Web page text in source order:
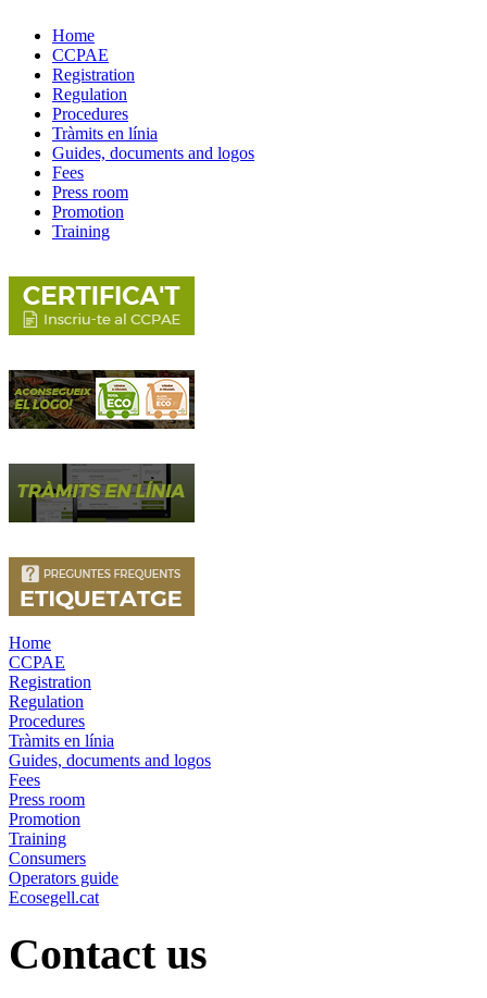
Home
CCPAE
Registration
Regulation
Procedures
Tràmits en línia
Guides, documents and logos
Fees
Press room
Promotion
Training
Home
CCPAE
Registration
Regulation
Procedures
Tràmits en línia
Guides, documents and logos
Fees
Press room
Promotion
Training
Consumers
Operators guide
Ecosegell.cat
Contact us